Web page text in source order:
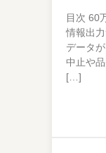
目次 60
情報出
データ
中止や
[…]